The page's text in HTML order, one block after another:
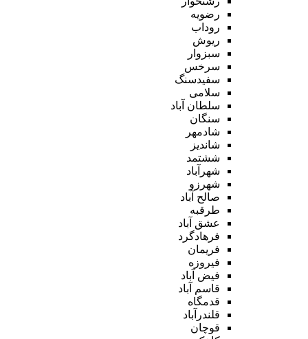
رضویه
روداب
ریوش
سبزوار
سرخس
سفیدسنگ
سلامی
سلطان آباد
سنگان
شادمهر
شاندیز
ششتمد
شهرآباد
شهرزو
صالح آباد
طرقبه
عشق آباد
فرهادگرد
فریمان
فیروزه
فیض آباد
قاسم آباد
قدمگاه
قلندرآباد
قوچان